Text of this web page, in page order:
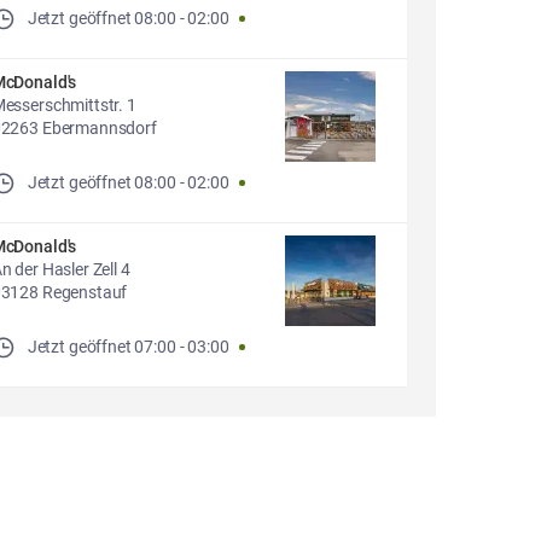
Jetzt geöffnet 08:00 -02:00
1
Ebermannsdorf
Jetzt geöffnet 08:00 -02:00
der Hasler Zell 4
Regenstauf
Jetzt geöffnet 07:00 -03:00